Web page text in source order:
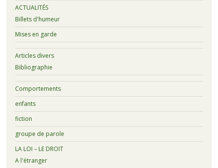
ACTUALITÉS
Billets d'humeur
Mises en garde
Articles divers
Bibliographie
Comportements
enfants
fiction
groupe de parole
LA LOI – LE DROIT
A l'étranger